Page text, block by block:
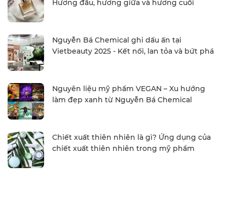
Hương đầu, hương giữa và hương cuối
Nguyễn Bá Chemical ghi dấu ấn tại
Vietbeauty 2025 - Kết nối, lan tỏa và bứt phá
Nguyên liệu mỹ phẩm VEGAN – Xu hướng
làm đẹp xanh từ Nguyễn Bá Chemical
Chiết xuất thiên nhiên là gì? Ứng dụng của
chiết xuất thiên nhiên trong mỹ phẩm